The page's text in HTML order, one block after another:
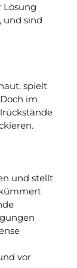
Lösung
und sind
spielt
im
und stellt
kümmert
vor